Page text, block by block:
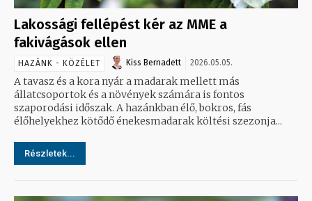
Lakossági fellépést kér az MME a
fakivágások ellen
HAZÁNK - KÖZÉLET Kiss Bernadett 2026.05.05.
A tavasz és a kora nyár a madarak mellett más
állatcsoportok és a növények számára is fontos
szaporodási időszak. A hazánkban élő, bokros, fás
élőhelyekhez kötődő énekesmadarak költési szezonja...
Részletek...